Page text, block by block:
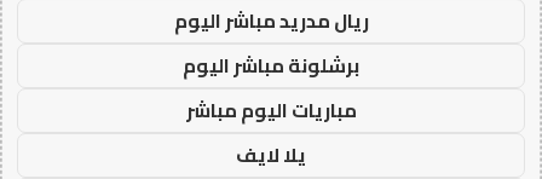
ريال مدريد مباشر اليوم
برشلونة مباشر اليوم
مباريات اليوم مباشر
يلا لايف